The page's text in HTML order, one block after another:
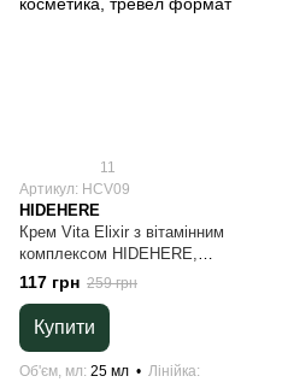
11
Артикул: HCV09
HIDEHERE
Крем Vita Elixir з вітамінним
комплексом HIDEHERE,
корейська косметика, тревел
формат
117 грн 259 грн
Купити
Об'єм, мл 25 мл
Лінійка